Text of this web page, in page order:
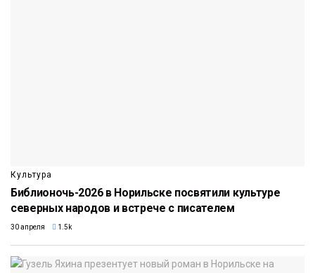
Культура
Библионочь-2026 в Норильске посвятили культуре
северных народов и встрече с писателем
30 апреля 1.5k